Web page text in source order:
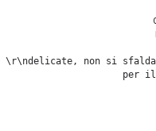
\r\ndelicate, non si
per il